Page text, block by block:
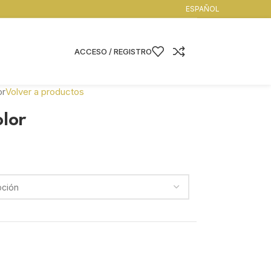
ESPAÑOL
ACCESO / REGISTRO
Volver a productos